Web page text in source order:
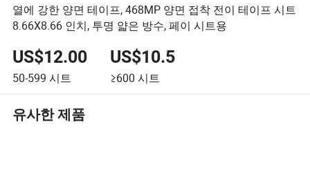
열에 강한 양면 테이프, 468MP 양면 접착 전이 테이프 시트
8.66X8.66 인치, 투명 얇은 방수, 페이 시트용
US$12.00
50-599 시트
US$10.5
≥600 시트
유사한 제품